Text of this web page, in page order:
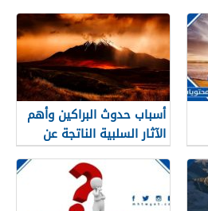
أسباب حدوث البراكين وأهم
الآثار السلبية الناتجة عن
حدوثه